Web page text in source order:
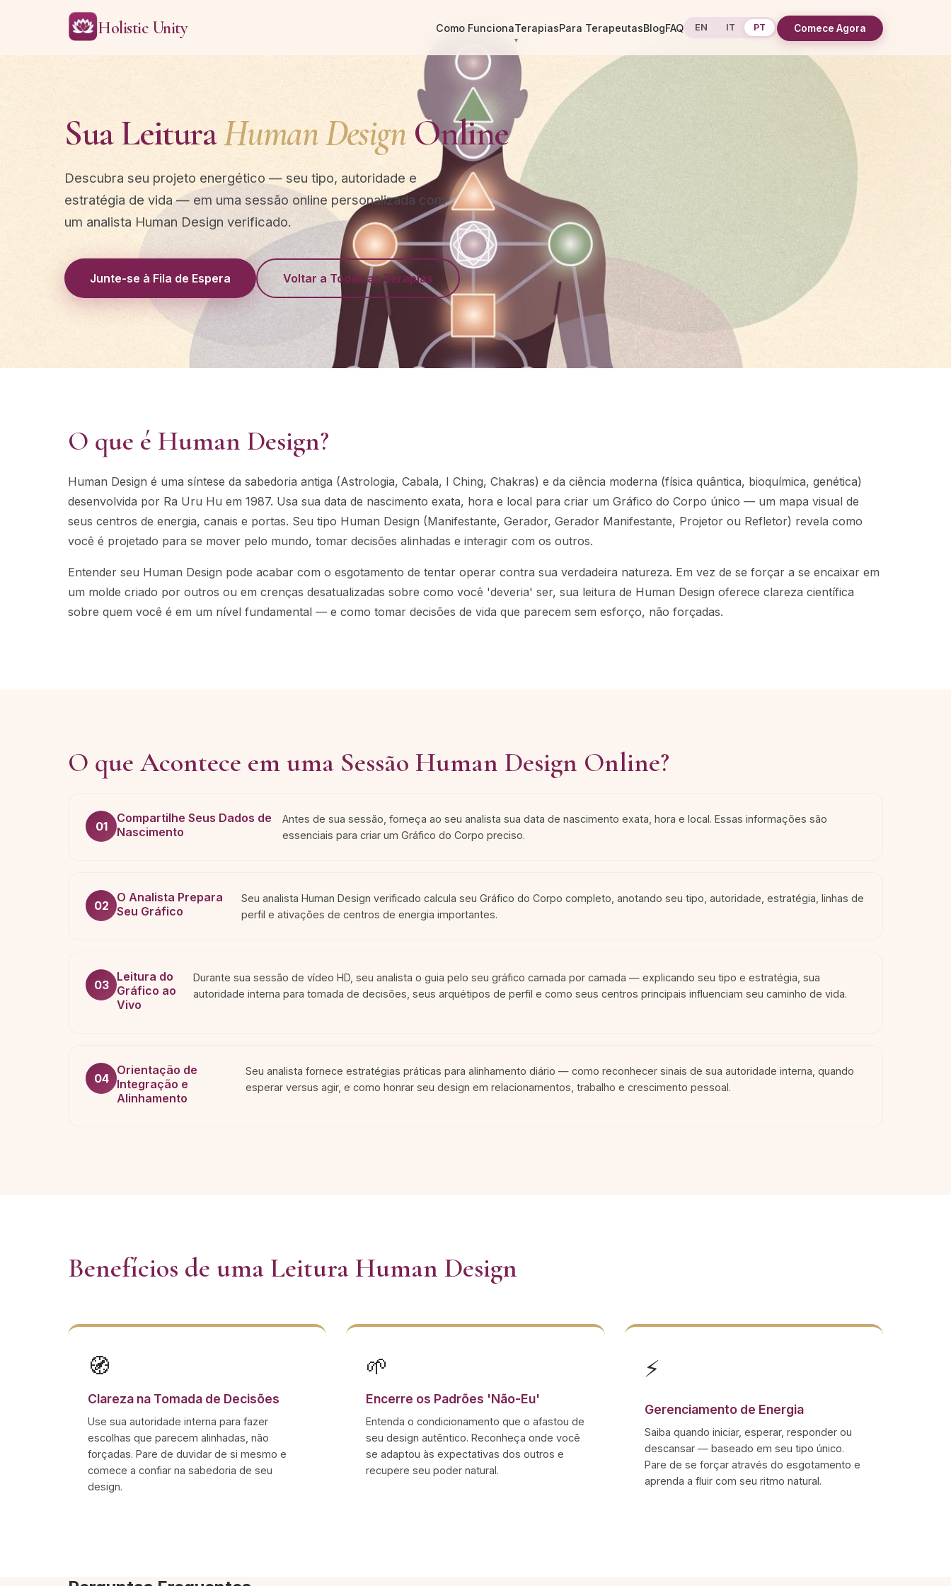
Holistic Unity Como FuncionaTerapiasPara TerapeutasBlogFAQ EN IT PT Comece Agora
Sua LeituraHuman DesignOnline
Descubra seu projeto energético — seu tipo, autoridade e
estratégia de vida — em uma sessão online personalizada com
um analista Human Design verificado.
Junte-se à Fila de Espera Voltar a Todas as Terapias
O que é Human Design?
Human Design é uma síntese da sabedoria antiga (Astrologia, Cabala, I Ching, Chakras) e da ciência moderna (física quântica, bioquímica, genética)
desenvolvida por Ra Uru Hu em 1987. Usa sua data de nascimento exata, hora e local para criar um Gráfico do Corpo único — um mapa visual de
seus centros de energia, canais e portas. Seu tipo Human Design (Manifestante, Gerador, Gerador Manifestante, Projetor ou Refletor) revela como
você é projetado para se mover pelo mundo, tomar decisões alinhadas e interagir com os outros.
Entender seu Human Design pode acabar com o esgotamento de tentar operar contra sua verdadeira natureza. Em vez de se forçar a se encaixar em
um molde criado por outros ou em crenças desatualizadas sobre como você 'deveria' ser, sua leitura de Human Design oferece clareza científica
sobre quem você é em um nível fundamental — e como tomar decisões de vida que parecem sem esforço, não forçadas.
O que Acontece em uma Sessão Human Design Online?
01
Compartilhe Seus Dados de
Nascimento
Antes de sua sessão, forneça ao seu analista sua data de nascimento exata, hora e local. Essas informações são
essenciais para criar um Gráfico do Corpo preciso.
02
O Analista Prepara
Seu Gráfico
Seu analista Human Design verificado calcula seu Gráfico do Corpo completo, anotando seu tipo, autoridade, estratégia, linhas de
perfil e ativações de centros de energia importantes.
03
Leitura do
Gráfico ao
Vivo
Durante sua sessão de vídeo HD, seu analista o guia pelo seu gráfico camada por camada — explicando seu tipo e estratégia, sua
autoridade interna para tomada de decisões, seus arquétipos de perfil e como seus centros principais influenciam seu caminho de vida.
04
Orientação de
Integração e
Alinhamento
Seu analista fornece estratégias práticas para alinhamento diário — como reconhecer sinais de sua autoridade interna, quando
esperar versus agir, e como honrar seu design em relacionamentos, trabalho e crescimento pessoal.
Benefícios de uma Leitura Human Design
🧭
Clareza na Tomada de Decisões
Use sua autoridade interna para fazer
escolhas que parecem alinhadas, não
forçadas. Pare de duvidar de si mesmo e
comece a confiar na sabedoria de seu
design.
🌱
Encerre os Padrões 'Não-Eu'
Entenda o condicionamento que o afastou de
seu design autêntico. Reconheça onde você
se adaptou às expectativas dos outros e
recupere seu poder natural.
⚡
Gerenciamento de Energia
Saiba quando iniciar, esperar, responder ou
descansar — baseado em seu tipo único.
Pare de se forçar através do esgotamento e
aprenda a fluir com seu ritmo natural.